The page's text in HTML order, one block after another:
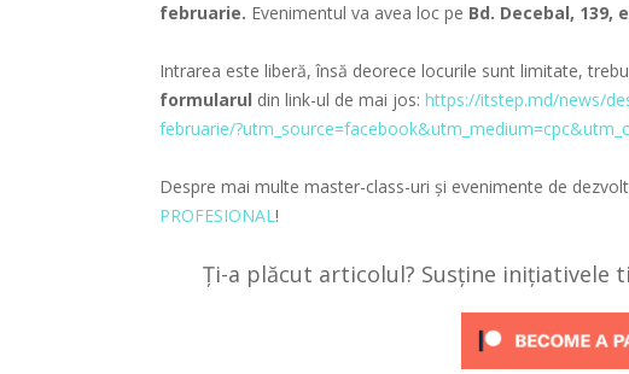
februarie. Evenimentul va avea loc pe Bd. Decebal, 139,
Intrarea este liberă, însă deorece locurile sunt limitate,
formularul din link-ul de mai jos: https://itstep.md/news/
februarie/
Despre mai multe master-class-uri şi evenimente de
PROFESIONAL!
Ți-a plăcut articolul? Susține inițiativele